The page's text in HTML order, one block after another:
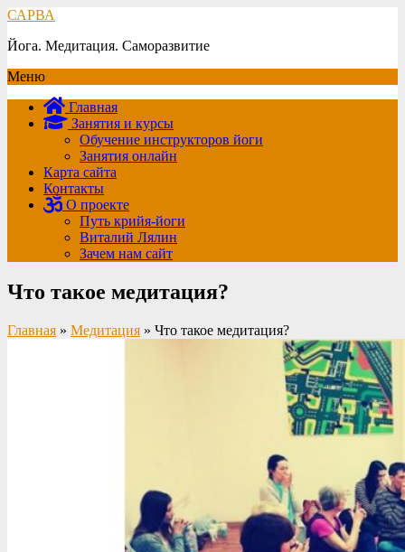
САРВА
Йога. Медитация. Саморазвитие
Меню
Главная
Занятия и курсы
Обучение инструкторов йоги
Занятия онлайн
Карта сайта
Контакты
О проекте
Путь крийя-йоги
Виталий Лялин
Зачем нам сайт
Что такое медитация?
Главная » Медитация » Что такое медитация?